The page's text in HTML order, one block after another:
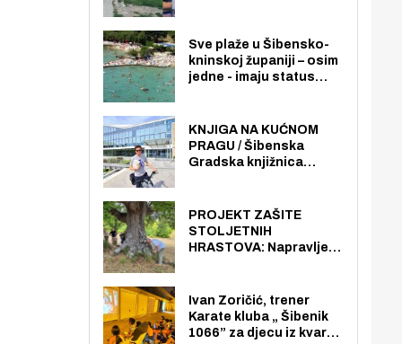
nego radno sposobnih
osoba među svojih 170
stanovnika.
Sve plaže u Šibensko-
kninskoj županiji – osim
jedne - imaju status
općoj upotrebi. Pristup
je slobodan i besplatan
za sve građane i
KNJIGA NA KUĆNOM
PRAGU / Šibenska
Gradska knjižnica
knjiga na kućnu adresu
električnim biciklom.
PROJEKT ZAŠITE
STOLJETNIH
HRASTOVA: Napravljen
Zmajevac
Ivan Zoričić, trener
Karate kluba „ Šibenik
1066” za djecu iz kvarta